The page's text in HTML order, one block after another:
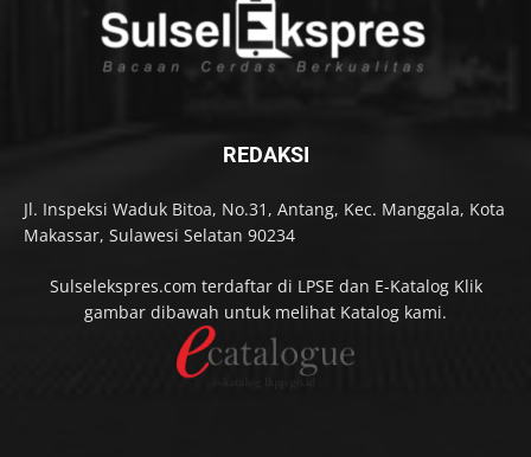
REDAKSI
Jl. Inspeksi Waduk Bitoa, No.31, Antang, Kec. Manggala, Kota
Makassar, Sulawesi Selatan 90234
Sulselekspres.com terdaftar di LPSE dan E-Katalog Klik
gambar dibawah untuk melihat Katalog kami.